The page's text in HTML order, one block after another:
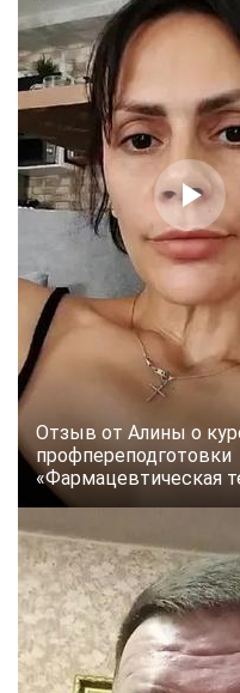
Отзыв от Алины о
профпереподготовки
«Фармацевтическая
ChatApp
online
Мессенджеры
Свяжитесь с нами
Telegram
Vkontakte
Max